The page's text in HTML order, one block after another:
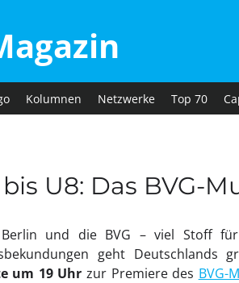
Kolumnen Netzwerke Top 70
U8: Das BVG-
Berlin und die BVG – viel Stoff für
geht Deutschlands
um 19 Uhr zur Premiere des BVG-